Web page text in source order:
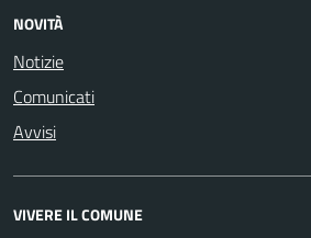
NOVITÀ
Notizie
Comunicati
Avvisi
VIVERE IL COMUNE